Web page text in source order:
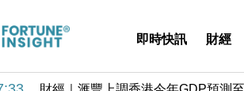
即時快訊 財經
財經｜華僑銀行上半年淨利創新高